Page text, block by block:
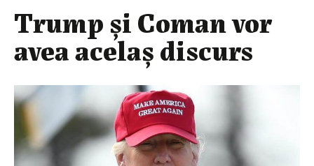
Trump și Coman vor
avea acelaș discurs